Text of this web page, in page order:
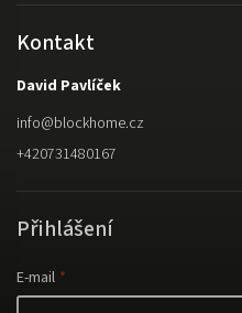
Kontakt
David Pavlíček
info@blockhome.cz
+420731480167
Přihlášení
E-mail